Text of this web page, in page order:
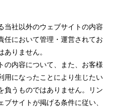
当社以外のウェブサイトの内容
任において管理・運営されてお
ありません。
の内容について、また、お客様
用になったことにより生じたい
負うものではありません。リン
サイトが掲げる条件に従い、